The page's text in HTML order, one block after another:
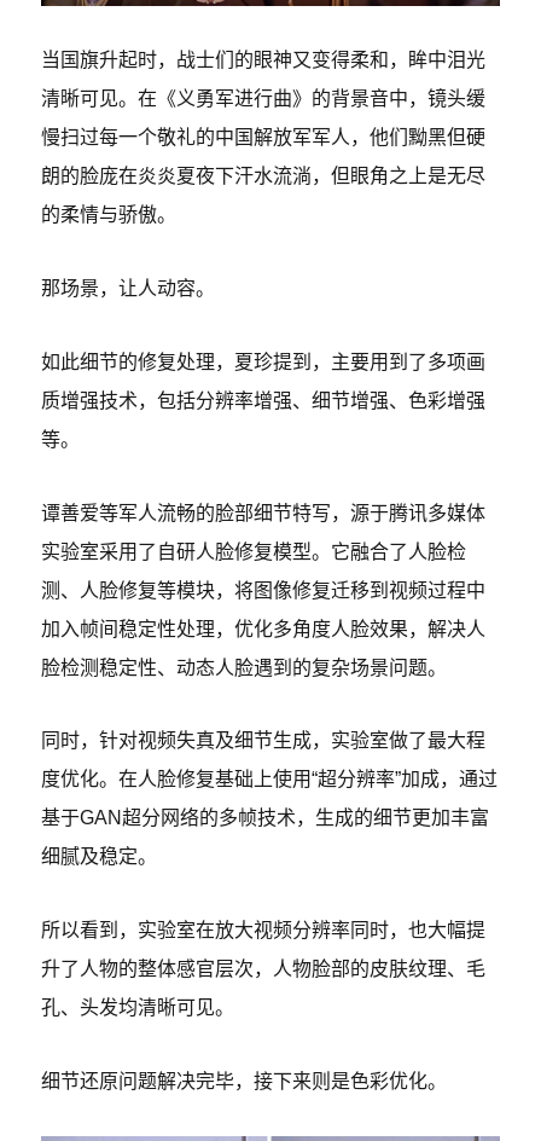
当国旗升起时，战士们的眼神又变得柔和，眸中泪光
清晰可见。在《义勇军进行曲》的背景音中，镜头缓
慢扫过每一个敬礼的中国解放军军人，他们黝黑但硬
朗的脸庞在炎炎夏夜下汗水流淌，但眼角之上是无尽
的柔情与骄傲。
那场景，让人动容。
如此细节的修复处理，夏珍提到，主要用到了多项画
质增强技术，包括分辨率增强、细节增强、色彩增强
等。
谭善爱等军人流畅的脸部细节特写，源于腾讯多媒体
实验室采用了自研人脸修复模型。它融合了人脸检
测、人脸修复等模块，将图像修复迁移到视频过程中
加入帧间稳定性处理，优化多角度人脸效果，解决人
脸检测稳定性、动态人脸遇到的复杂场景问题。
同时，针对视频失真及细节生成，实验室做了最大程
度优化。在人脸修复基础上使用“超分辨率”加成，通过
基于GAN超分网络的多帧技术，生成的细节更加丰富
细腻及稳定。
所以看到，实验室在放大视频分辨率同时，也大幅提
升了人物的整体感官层次，人物脸部的皮肤纹理、毛
孔、头发均清晰可见。
细节还原问题解决完毕，接下来则是色彩优化。